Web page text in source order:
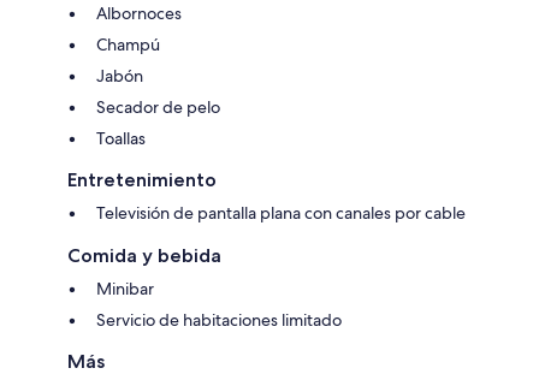
Albornoces
Champú
Jabón
Secador de pelo
Toallas
Entretenimiento
Televisión de pantalla plana con canales por cable
Comida y bebida
Minibar
Servicio de habitaciones limitado
Más